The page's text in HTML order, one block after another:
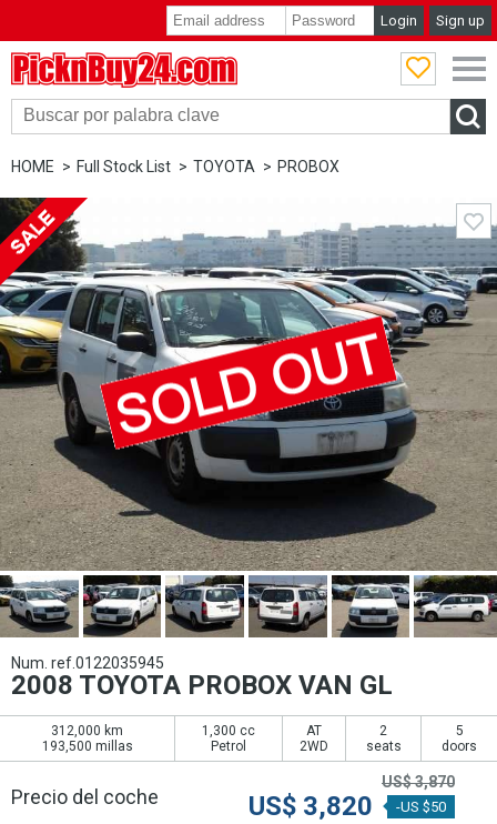
Login Sign up
HOME Full Stock List TOYOTA PROBOX
Num. ref.0122035945
2008 TOYOTA PROBOX VAN GL
312,000 km
193,500 millas
1,300 cc
Petrol
AT
2WD
2
seats
5
doors
Precio del coche
US$3,870
US$ 3,820 -US $50